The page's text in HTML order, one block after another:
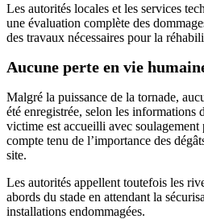
Les autorités locales et les services
une évaluation complète des
des travaux nécessaires pour la
Aucune perte en vie
Malgré la puissance de la tornade,
été enregistrée, selon les informations
victime est accueilli avec soulagement
compte tenu de l’importance des
site.
Les autorités appellent toutefois les
abords du stade en attendant la
installations endommagées.